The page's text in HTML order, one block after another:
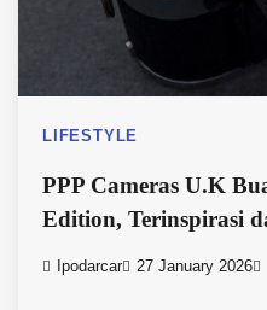
LIFESTYLE
PPP Cameras U.K
Edition, Terinspirasi
Ipodarcar 27 January 2026